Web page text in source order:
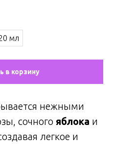
мл
в корзину
нежными
сочного яблока и
легкое и